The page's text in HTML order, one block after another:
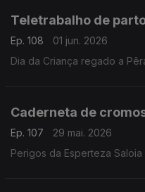
Teletrabalho de
Ep. 108
01 jun. 2026
Dia da Criança regado a
Caderneta de
Ep. 107
29 mai. 2026
Perigos da Esperteza Saloia